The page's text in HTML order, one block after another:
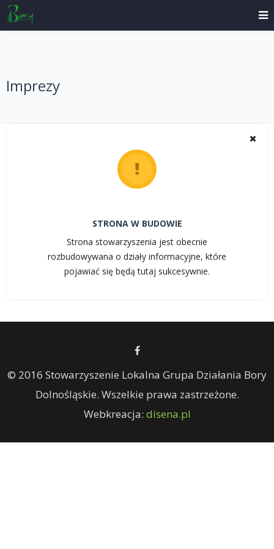
Imprezy
STRONA W BUDOWIE
Strona stowarzyszenia jest obecnie
rozbudowywana o działy informacyjne, które
pojawiać się będą tutaj sukcesywnie.
© 2016 Stowarzyszenie Lokalna Grupa Działania Bory
Dolnośląskie. Wszelkie prawa zastrzeżone.
Webkreacja: disena.pl